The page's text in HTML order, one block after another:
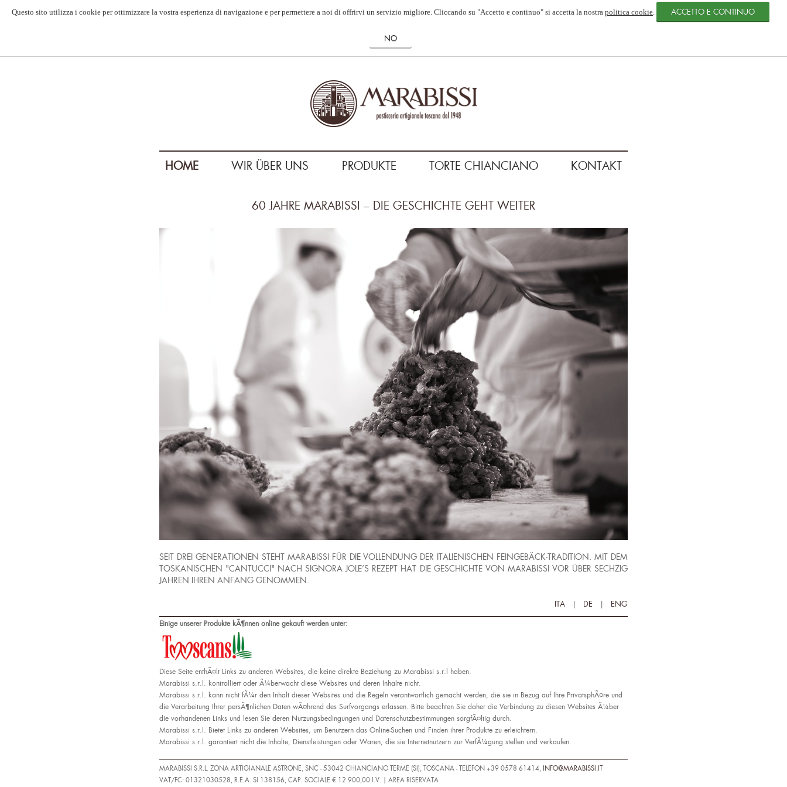
Questo sito utilizza i cookie per ottimizzare la vostra esperienza di navigazione e per permettere a noi di offrirvi un servizio migliore. Cliccando su "Accetto e continuo" si accetta la nostra politica cookie.
HOME WIR ÜBER UNS PRODUKTE TORTE CHIANCIANO KONTAKT
60 JAHRE MARABISSI – DIE GESCHICHTE GEHT WEITER
SEIT DREI GENERATIONEN STEHT MARABISSI FÜR DIE VOLLENDUNG DER ITALIENISCHEN FEINGEBÄCK-TRADITION. MIT DEM
TOSKANISCHEN "CANTUCCI" NACH SIGNORA JOLE’S REZEPT HAT DIE GESCHICHTE VON MARABISSI VOR ÜBER SECHZIG
JAHREN IHREN ANFANG GENOMMEN.
ITA | DE | ENG
Einige unserer Produkte kÃ¶nnen online gekauft werden unter:
Diese Seite enthÃ¤lt Links zu anderen Websites, die keine direkte Beziehung zu Marabissi s.r.l haben.
Marabissi s.r.l. kontrolliert oder Ã¼berwacht diese Websites und deren Inhalte nicht.
Marabissi s.r.l. kann nicht fÃ¼r den Inhalt dieser Websites und die Regeln verantwortlich gemacht werden, die sie in Bezug auf Ihre PrivatsphÃ¤re und
die Verarbeitung Ihrer persÃ¶nlichen Daten wÃ¤hrend des Surfvorgangs erlassen. Bitte beachten Sie daher die Verbindung zu diesen Websites Ã¼ber
die vorhandenen Links und lesen Sie deren Nutzungsbedingungen und Datenschutzbestimmungen sorgfÃ¤ltig durch.
Marabissi s.r.l. Bietet Links zu anderen Websites, um Benutzern das Online-Suchen und Finden ihrer Produkte zu erleichtern.
Marabissi s.r.l. garantiert nicht die Inhalte, Dienstleistungen oder Waren, die sie Internetnutzern zur VerfÃ¼gung stellen und verkaufen.
MARABISSI S.R.L. ZONA ARTIGIANALE ASTRONE, SNC - 53042 CHIANCIANO TERME (SI), TOSCANA - TELEFON +39 0578 61414, INFO@MARABISSI.IT
VAT/FC: 01321030528, R.E.A. SI 138156, CAP. SOCIALE € 12.900,00 I.V. | AREA RISERVATA